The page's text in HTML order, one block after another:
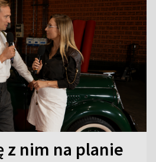
z nim na planie